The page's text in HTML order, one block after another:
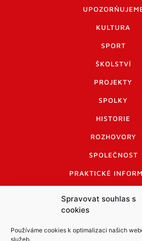
Spravovat souhlas s
cookies
Používáme cookies k optimalizaci našich
služeb.
KULTURA
SPORT
ŠKOLSTVÍ
PROJEKTY
SPOLKY
HISTORIE
ROZHOVORY
SPOLEČNOST
PRAKTICKÉ
INFORMACE A KODEX
LOGO A LOGO